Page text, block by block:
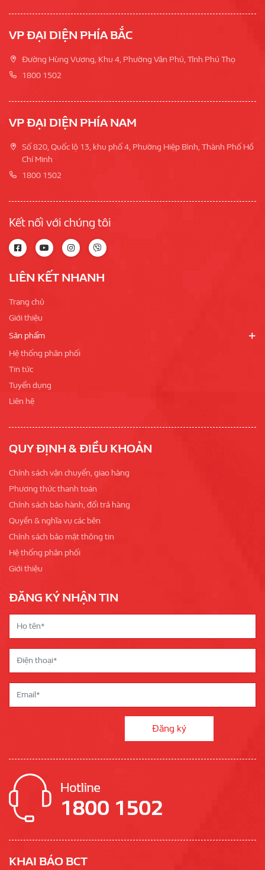
VP ĐẠI DIỆN PHÍA BẮC
Đường Hùng Vương, Khu 4, Phường Vân Phú, Tỉnh Phú Thọ
1800 1502
VP ĐẠI DIỆN PHÍA NAM
Số 820, Quốc lộ 13, khu phố 4, Phường Hiệp Bình, Thành Phố Hồ
Chí Minh
1800 1502
Kết nối với chúng tôi
LIÊN KẾT NHANH
Trang chủ
Giới thiệu
Sản phẩm
Hệ thống phân phối
Tin tức
Tuyển dụng
Liên hệ
QUY ĐỊNH & ĐIỀU KHOẢN
Chính sách vận chuyển, giao hàng
Phương thức thanh toán
Chính sách bảo hành, đổi trả hàng
Quyền & nghĩa vụ các bên
Chính sách bảo mật thông tin
Hệ thống phân phối
Giới thiệu
ĐĂNG KÝ NHẬN TIN
KHAI BÁO BCT